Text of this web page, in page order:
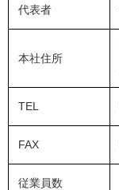
代表者
本社住所
TEL
FAX
従業員数